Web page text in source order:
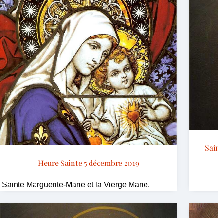
Heure Sainte 5 décembre 2019
Sainte Marguerite-Marie et la Vierge Marie.